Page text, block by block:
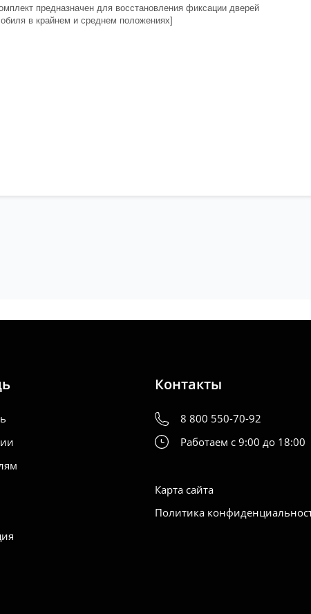
предназначен для восстановления фиксации дверей
в крайнем и среднем положениях]
Контакты
8 800 550-70-92
Работаем с 9:00 до 18:00
Карта сайта
Политика